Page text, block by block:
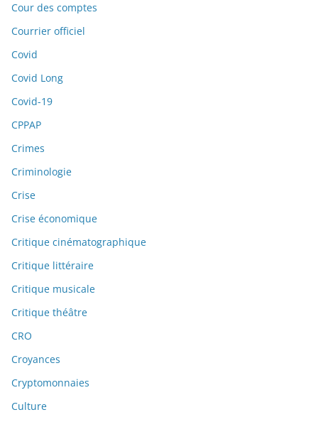
Cour des comptes
Courrier officiel
Covid
Covid Long
Covid-19
CPPAP
Crimes
Criminologie
Crise
Crise économique
Critique cinématographique
Critique littéraire
Critique musicale
Critique théâtre
CRO
Croyances
Cryptomonnaies
Culture